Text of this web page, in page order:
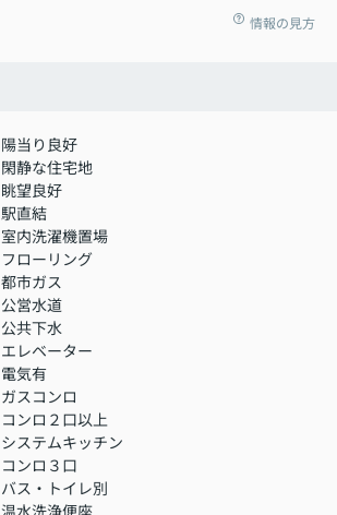
情報の見方
陽当り良好
閑静な住宅地
眺望良好
駅直結
室内洗濯機置場
フローリング
都市ガス
公営水道
公共下水
エレベーター
電気有
ガスコンロ
コンロ２口以上
システムキッチン
コンロ３口
バス・トイレ別